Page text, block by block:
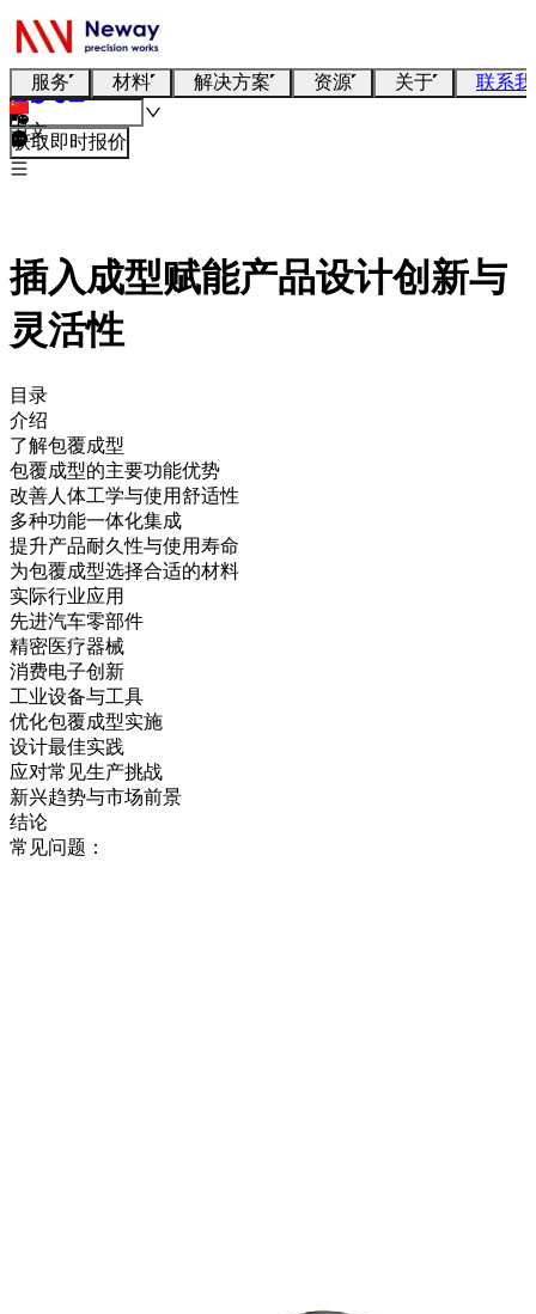
服务 材料 解决方案 资源 关于 联系
中文
获取即时报价
插入成型赋能产品设计创新与
灵活性
目录
介绍
了解包覆成型
包覆成型的主要功能优势
改善人体工学与使用舒适性
多种功能一体化集成
提升产品耐久性与使用寿命
为包覆成型选择合适的材料
实际行业应用
先进汽车零部件
精密医疗器械
消费电子创新
工业设备与工具
优化包覆成型实施
设计最佳实践
应对常见生产挑战
新兴趋势与市场前景
结论
常见问题：